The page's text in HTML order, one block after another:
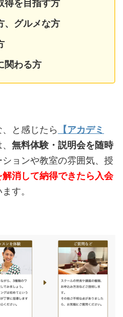
得を目指す方
、グルメな方
関わる方
と感じたら
【アカデミ
無料体験・説明会を随時
ョンや教室の雰囲気、授
解消して納得できたら入会
す。